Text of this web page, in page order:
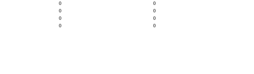
0
0
0
0
0
0
0 0